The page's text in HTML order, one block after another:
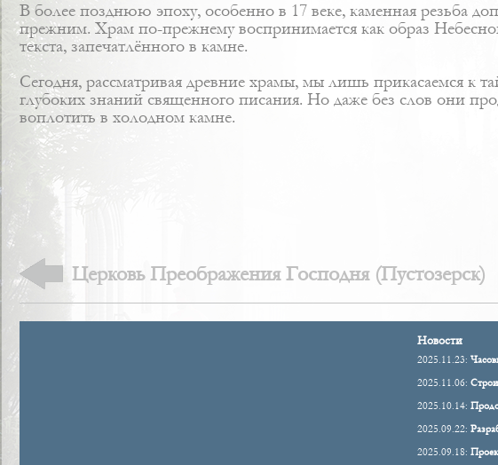
В более позднюю эпоху, особенно в 17 веке, каменная резьба
прежним. Храм по-прежнему воспринимается как образ
текста, запечатлённого в камне.
Сегодня, рассматривая древние храмы, мы лишь прикасаемся к
глубоких знаний священного писания. Но даже без слов они
воплотить в холодном камне.
Церковь Преображения Господня (Пустозерск)
Новости
2025.11.23:
2025.11.06:
2025.10.14:
2025.09.22:
2025.09.18: